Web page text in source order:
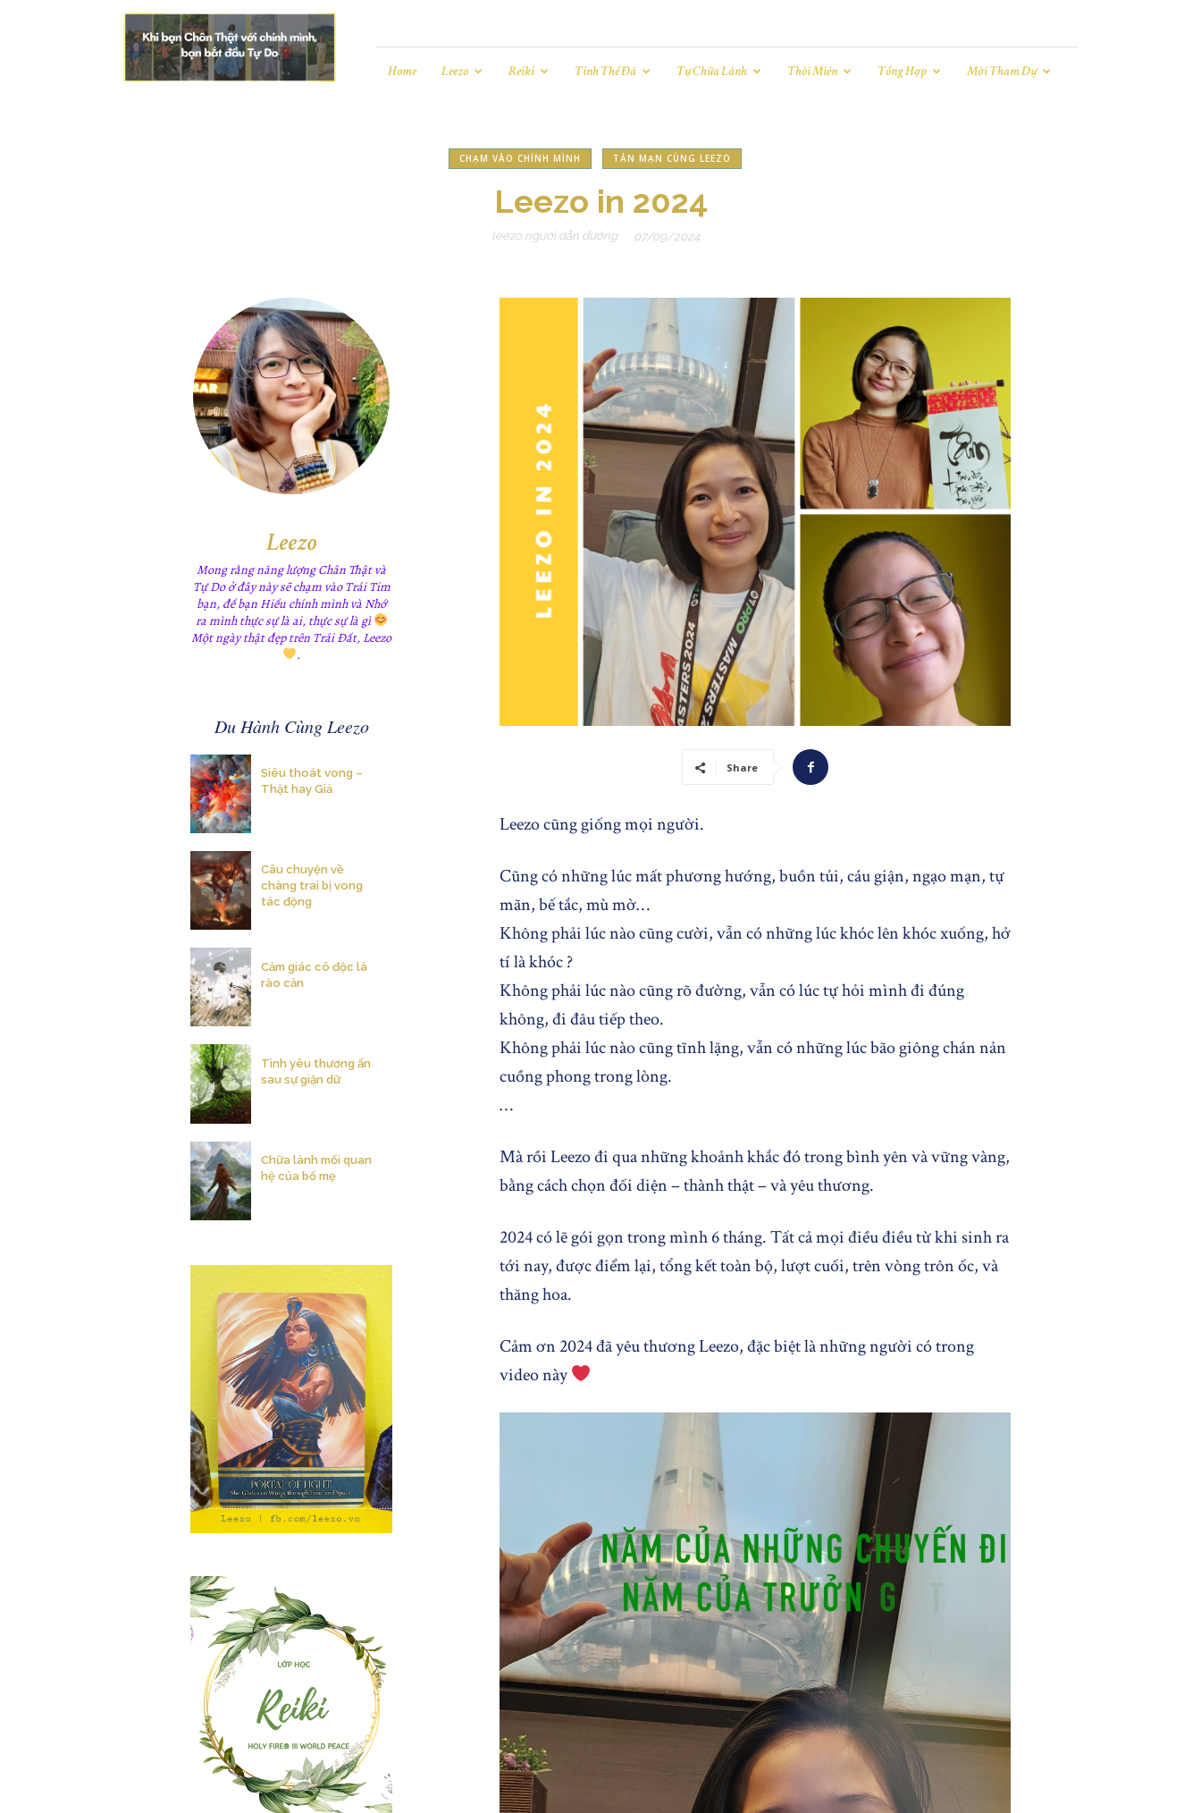
Leezo
|
Chân
Thật
Home Leezo Reiki Tinh Thể Đá Tự Chữa Lành Thôi Miên Tổng Hợp Mời Tham Dự
CHẠM VÀO CHÍNH MÌNH TẢN MẠN CÙNG LEEZO
Leezo in 2024
leezo người dẫn đường 07/09/2024
Leezo
Mong rằng năng lượng Chân Thật và
Tự Do ở đây này sẽ chạm vào Trái Tim
bạn, để bạn Hiểu chính mình và Nhớ
ra mình thực sự là ai, thực sự là gì
Một ngày thật đẹp trên Trái Đất, Leezo
.
Du Hành Cùng Leezo
Siêu thoát vong –
Thật hay Giả
Câu chuyện về
chàng trai bị vong
tác động
Cảm giác cô độc là
rào cản
Tình yêu thương ẩn
sau sự giận dữ
Chữa lành mối quan
hệ của bố mẹ
...................................................................................
Share
Leezo cũng giống mọi người.
Cũng có những lúc mất phương hướng, buồn tủi, cáu giận, ngạo mạn, tự
mãn, bế tắc, mù mờ…
Không phải lúc nào cũng cười, vẫn có những lúc khóc lên khóc xuống, hở
tí là khóc ?
Không phải lúc nào cũng rõ đường, vẫn có lúc tự hỏi mình đi đúng
không, đi đâu tiếp theo.
Không phải lúc nào cũng tĩnh lặng, vẫn có những lúc bão giông chán nản
cuồng phong trong lòng.
…
Mà rồi Leezo đi qua những khoảnh khắc đó trong bình yên và vững vàng,
bằng cách chọn đối diện – thành thật – và yêu thương.
2024 có lẽ gói gọn trong mình 6 tháng. Tất cả mọi điều điều từ khi sinh ra
tới nay, được điểm lại, tổng kết toàn bộ, lượt cuối, trên vòng trôn ốc, và
thăng hoa.
Cảm ơn 2024 đã yêu thương Leezo, đặc biệt là những người có trong
video này